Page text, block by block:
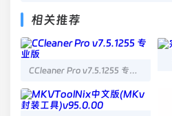
相关推荐
CCleaner Pro v7.5.1255 专业版